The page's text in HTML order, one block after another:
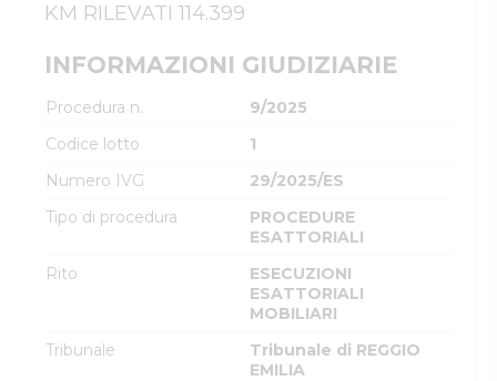
KM RILEVATI 114.399
INFORMAZIONI GIUDIZIARIE
Procedura n.
9/2025
Codice lotto
1
Numero IVG
29/2025/ES
Tipo di procedura
PROCEDURE
ESATTORIALI
Rito
ESECUZIONI
ESATTORIALI
MOBILIARI
Tribunale
Tribunale di REGGIO
EMILIA